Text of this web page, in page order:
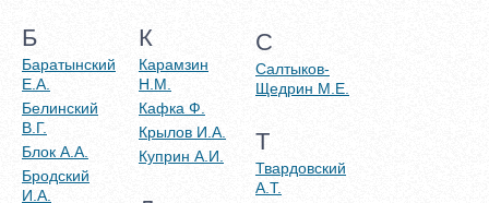
Б
Баратынский
Е.А.
Белинский
В.Г.
Блок А.А.
Бродский
И.А.
К
Карамзин
Н.М.
Кафка Ф.
Крылов И.А.
Куприн А.И.
С
Салтыков-
Щедрин М.Е.
Т
Твардовский
А.Т.